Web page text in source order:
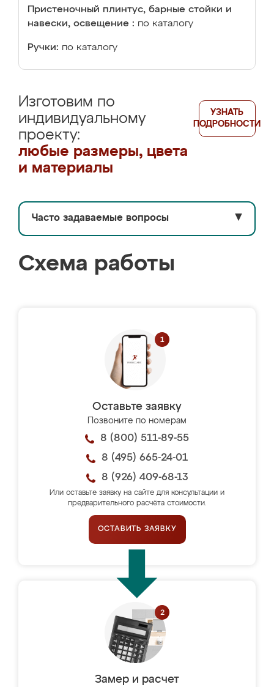
Пристеночный плинтус, барные стойки и
навески, освещение : по каталогу
Ручки: по каталогу
Изготовим по
индивидуальному
проекту:
любые размеры, цвета
и материалы
УЗНАТЬ
ПОДРОБНОСТИ
Часто задаваемые вопросы ▼
Схема работы
Оставьте заявку
Позвоните по номерам
8 (800) 511-89-55
8 (495) 665-24-01
8 (926) 409-68-13
Или оставьте заявку на сайте для консультации и
предварительного расчёта стоимости.
ОСТАВИТЬ ЗАЯВКУ
Замер и расчет